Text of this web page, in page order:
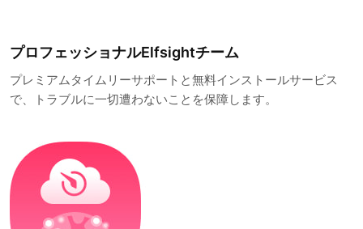
プロフェッショナルElfsightチーム
プレミアムタイムリーサポートと無料インストールサービス
で、トラブルに一切遭わないことを保障します。